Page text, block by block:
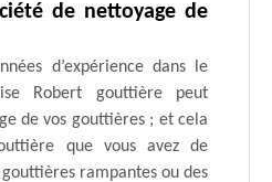
de nettoyage de
d’expérience dans le
Robert gouttière peut
de vos gouttières ; et cela
que vous avez de
rampantes ou des